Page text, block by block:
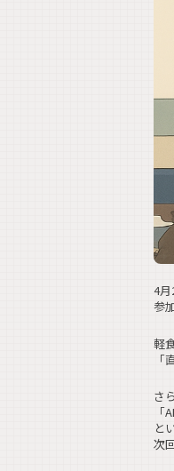
4
参
軽
さ
と
次